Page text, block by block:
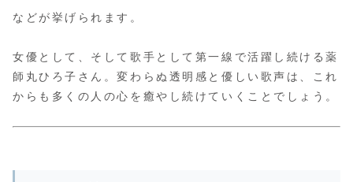
などが挙げられます。
女優として、そして歌手として第一線で活躍し続ける薬
師丸ひろ子さん。変わらぬ透明感と優しい歌声は、これ
からも多くの人の心を癒やし続けていくことでしょう。